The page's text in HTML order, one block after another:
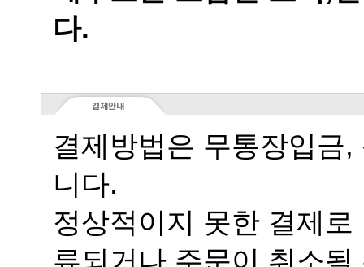
다.
니다.
류되거나,주문이 취소될